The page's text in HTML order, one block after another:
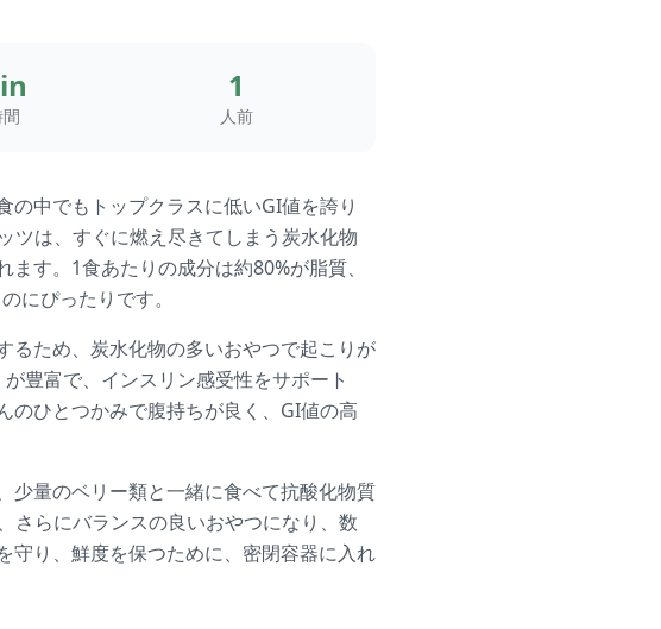
1
人前
中でもトップクラスに低いGI値を誇り
ツは、すぐに燃え尽きてしまう炭水化物
す。1食あたりの成分は約80%が脂質、
にぴったりです。
るため、炭水化物の多いおやつで起こりが
豊富で、インスリン感受性をサポート
のひとつかみで腹持ちが良く、GI値の高
少量のベリー類と一緒に食べて抗酸化物質
さらにバランスの良いおやつになり、数
守り、鮮度を保つために、密閉容器に入れ